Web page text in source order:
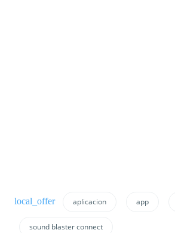
aplicacion app
sound blaster connect